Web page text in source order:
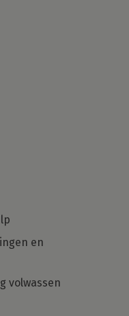
en
volwassen